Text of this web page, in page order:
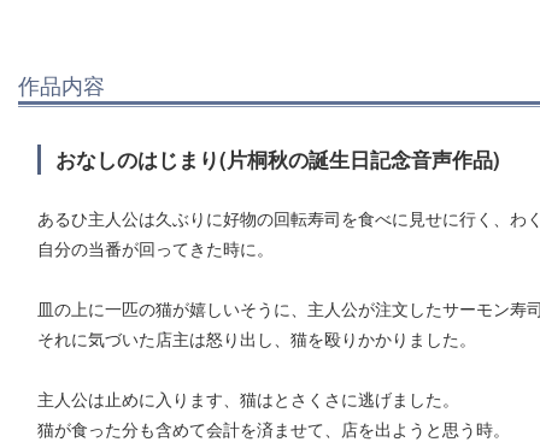
作品内容
おなしのはじまり(片桐秋の誕生日記念音声作品)
あるひ主人公は久ぶりに好物の回転寿司を食べに見せに行く、
自分の当番が回ってきた時に。
皿の上に一匹の猫が嬉しいそうに、主人公が注文したサーモン寿
それに気づいた店主は怒り出し、猫を殴りかかりました。
主人公は止めに入ります、猫はとさくさに逃げました。
猫が食った分も含めて会計を済ませて、店を出ようと思う時。